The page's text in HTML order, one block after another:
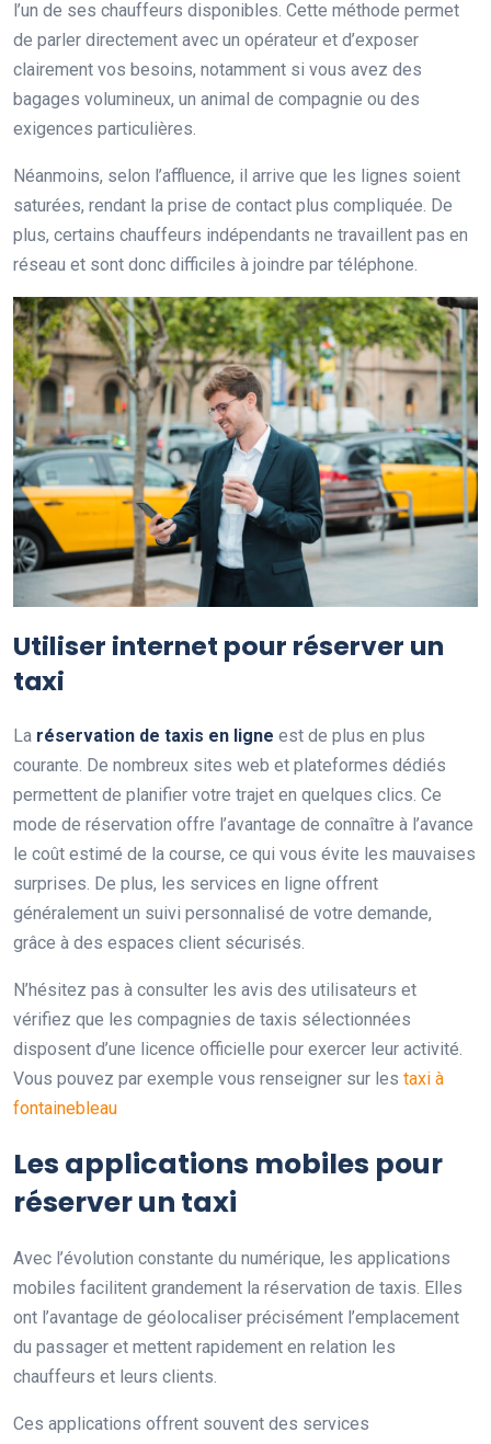
l’un de ses chauffeurs disponibles. Cette méthode permet
de parler directement avec un opérateur et d’exposer
clairement vos besoins, notamment si vous avez des
bagages volumineux, un animal de compagnie ou des
exigences particulières.
Néanmoins, selon l’affluence, il arrive que les lignes soient
saturées, rendant la prise de contact plus compliquée. De
plus, certains chauffeurs indépendants ne travaillent pas en
réseau et sont donc difficiles à joindre par téléphone.
Utiliser internet pour réserver un
taxi
La réservation de taxis en ligne est de plus en plus
courante. De nombreux sites web et plateformes dédiés
permettent de planifier votre trajet en quelques clics. Ce
mode de réservation offre l’avantage de connaître à l’avance
le coût estimé de la course, ce qui vous évite les mauvaises
surprises. De plus, les services en ligne offrent
généralement un suivi personnalisé de votre demande,
grâce à des espaces client sécurisés.
N’hésitez pas à consulter les avis des utilisateurs et
vérifiez que les compagnies de taxis sélectionnées
disposent d’une licence officielle pour exercer leur activité.
Vous pouvez par exemple vous renseigner sur les taxi à
fontainebleau
Les applications mobiles pour
réserver un taxi
Avec l’évolution constante du numérique, les applications
mobiles facilitent grandement la réservation de taxis. Elles
ont l’avantage de géolocaliser précisément l’emplacement
du passager et mettent rapidement en relation les
chauffeurs et leurs clients.
Ces applications offrent souvent des services